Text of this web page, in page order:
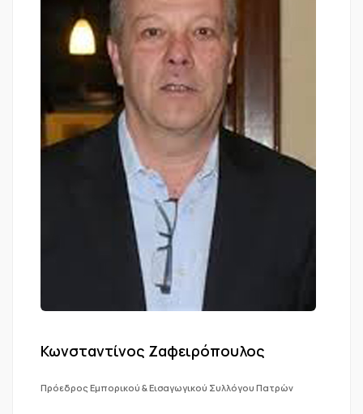
Κωνσταντίνος Ζαφειρόπουλος
Πρόεδρος Εμπορικού & Εισαγωγικού Συλλόγου Πατρών